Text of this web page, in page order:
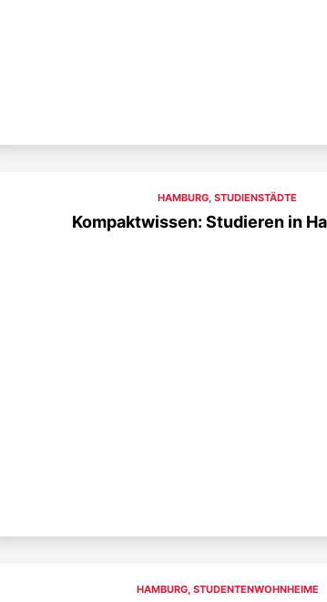
HAMBURG, STUDIENSTÄDTE
Kompaktwissen: Studieren in
HAMBURG, STUDENTENWOHNHEIME